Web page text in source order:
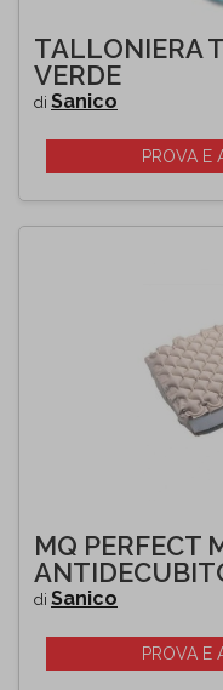
TALLONIERA
VERDE
di Sanico
PROVA E
MQ PERFECT
di Sanico
PROVA E